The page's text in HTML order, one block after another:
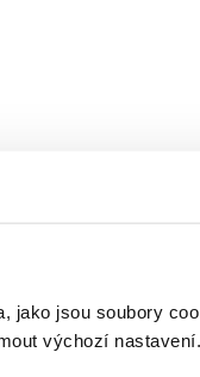
jako jsou soubory
výchozí